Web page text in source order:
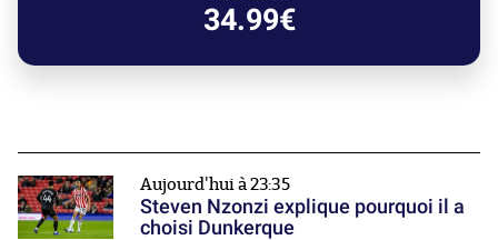
34.99€
Aujourd'hui à 23:35
Steven Nzonzi explique pourquoi il a
choisi Dunkerque